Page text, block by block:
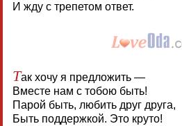
И жду с трепетом ответ.
Так хочу я предложить —
Вместе нам с тобою быть!
Парой быть, любить друг друга,
Быть поддержкой. Это круто!